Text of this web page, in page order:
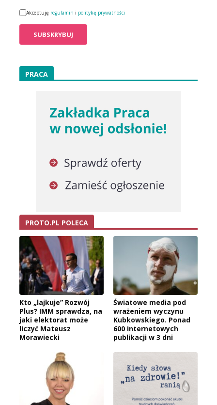
Akceptuję regulamin i politykę prywatności
PRACA
PROTO.PL POLECA
Kto „lajkuje” Rozwój
Plus? IMM sprawdza, na
jaki elektorat może
liczyć Mateusz
Morawiecki
Światowe media pod
wrażeniem wyczynu
Kubkowskiego. Ponad
600 internetowych
publikacji w 3 dni